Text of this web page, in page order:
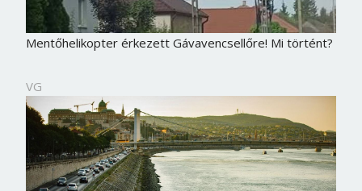
Mentőhelikopter érkezett Gávavencsellőre! Mi történt?
VG